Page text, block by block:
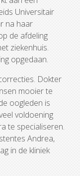
Universitair
na haar
de afdeling
ziekenhuis.
opgedaan.
Dokter
mooier te
oogleden is
voldoening
te specialiseren.
Andrea,
in de kliniek